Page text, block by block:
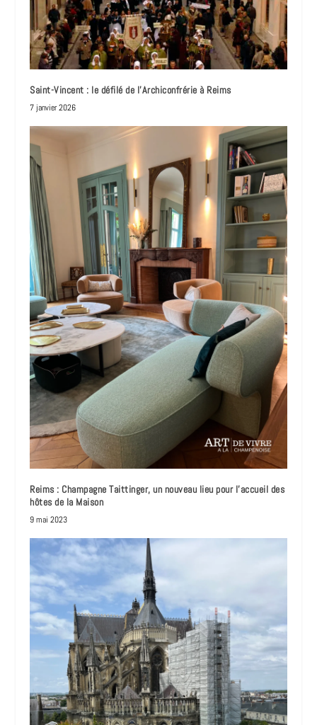
Saint-Vincent : le défilé de l’Archiconfrérie à Reims
7 janvier 2026
Reims : Champagne Taittinger, un nouveau lieu pour l’accueil des
hôtes de la Maison
9 mai 2023